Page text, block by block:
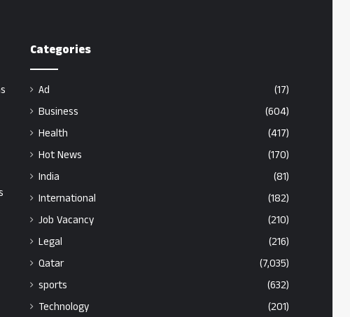
Categories
Ad
(17)
Business
(604)
Health
(417)
Hot News
(170)
India
(81)
International
(182)
Job Vacancy
(210)
Legal
(216)
Qatar
(7,035)
sports
(632)
Technology
(201)